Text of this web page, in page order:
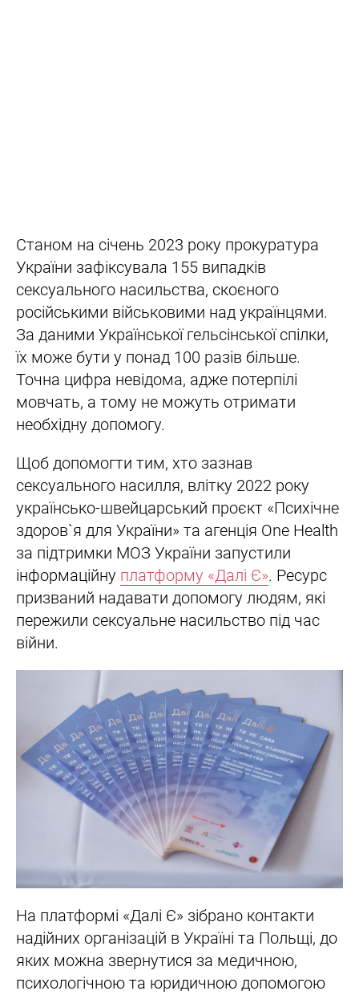
Станом на січень 2023 року прокуратура
України зафіксувала 155 випадків
сексуального насильства, скоєного
російськими військовими над українцями.
За даними Української гельсінської спілки,
їх може бути у понад 100 разів більше.
Точна цифра невідома, адже потерпілі
мовчать, а тому не можуть отримати
необхідну допомогу.
Щоб допомогти тим, хто зазнав
сексуального насилля, влітку 2022 року
українсько-швейцарський проєкт «Психічне
здоров`я для України» та агенція One Health
за підтримки МОЗ України запустили
інформаційну платформу «Далі Є». Ресурс
призваний надавати допомогу людям, які
пережили сексуальне насильство під час
війни.
На платформі «Далі Є» зібрано контакти
надійних організацій в Україні та Польщі, до
яких можна звернутися за медичною,
психологічною та юридичною допомогою